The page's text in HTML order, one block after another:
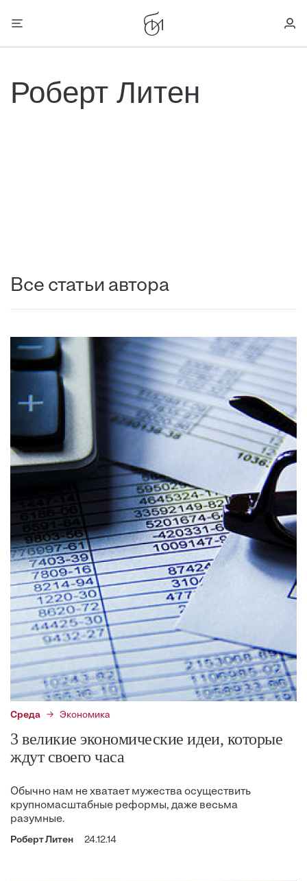
Роберт Литен
Все статьи автора
Среда Экономика
3 великие экономические идеи, которые
ждут своего часа
Обычно нам не хватает мужества осуществить
крупномасштабные реформы, даже весьма
разумные.
Роберт Литен 24.12.14